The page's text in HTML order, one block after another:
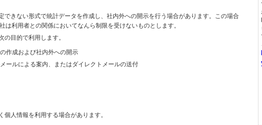
できない形式で統計データを作成し、社内外への開示を行う場合があります。この場合
利用者との関係においてなんら制限を受けないものとします。
目的で利用します。
作成および社内外への開示
ールによる案内、またはダイレクトメールの送付
人情報を利用する場合があります。